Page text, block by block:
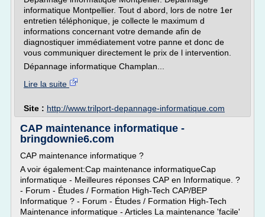
informatique Montpellier. Tout d abord, lors de notre 1er
entretien téléphonique, je collecte le maximum d
informations concernant votre demande afin de
diagnostiquer immédiatement votre panne et donc de
vous communiquer directement le prix de l intervention.
Dépannage informatique Champlan...
Lire la suite
Site : http://www.trilport-depannage-informatique.com
CAP maintenance informatique -
bringdownie6.com
CAP maintenance informatique ?
A voir également:Cap maintenance informatiqueCap
informatique - Meilleures réponses CAP en Informatique. ?
- Forum - Études / Formation High-Tech CAP/BEP
Informatique ? - Forum - Études / Formation High-Tech
Maintenance informatique - Articles La maintenance 'facile'